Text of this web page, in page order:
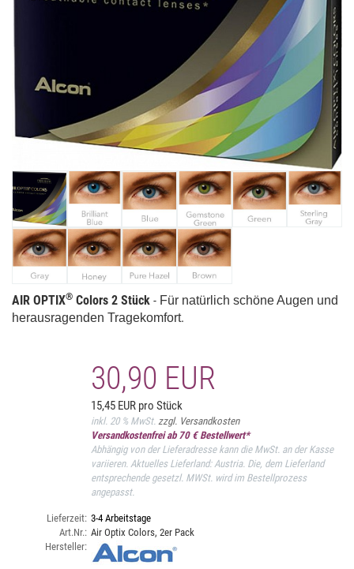
AIR OPTIX® Colors 2 Stück - Für natürlich schöne Augen und
herausragenden Tragekomfort.
30,90 EUR
15,45 EUR pro Stück
inkl. 20 % MwSt. zzgl. Versandkosten
Versandkostenfrei ab 70 € Bestellwert*
Abhängig von der Lieferadresse kann die MwSt. an der Kasse
variieren. Aktuelles Lieferland: Austria. Die, dem Lieferland
entsprechende gesetzl. MWSt. wird im Bestellprozess
angepasst.
Lieferzeit: 3-4 Arbeitstage
Art.Nr.: Air Optix Colors, 2er Pack
Hersteller: